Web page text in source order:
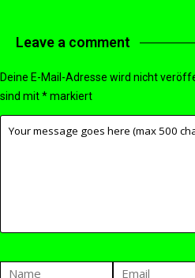
Leave a comment
Deine E-Mail-Adresse wird nicht
sind mit*markiert